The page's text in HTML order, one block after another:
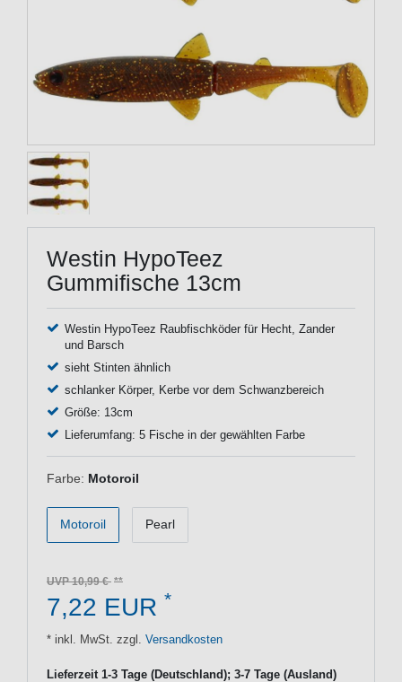
Westin HypoTeez
Gummifische 13cm
Westin HypoTeez Raubfischköder für Hecht, Zander
und Barsch
sieht Stinten ähnlich
schlanker Körper, Kerbe vor dem Schwanzbereich
Größe: 13cm
Lieferumfang: 5 Fische in der gewählten Farbe
Farbe: Motoroil
Motoroil Pearl
UVP 10,99 €
7,22 EUR *
* inkl. MwSt. zzgl. Versandkosten
Lieferzeit 1-3 Tage (Deutschland); 3-7 Tage (Ausland)